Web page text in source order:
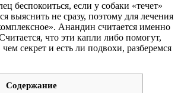
беспокоиться, если у собаки «течет»
выяснить не сразу, поэтому для лечения
Анандин считается именно
что эти капли либо помогут,
секрет и есть ли подвохи, разберемся
Содержание